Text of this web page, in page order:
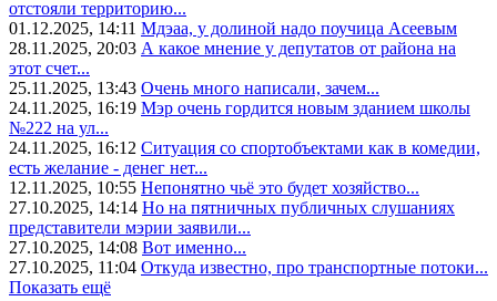
отстояли территорию...
01.12.2025, 14:11 Мдэаа, у долиной надо поучица Асеевым
28.11.2025, 20:03 А какое мнение у депутатов от района на
этот счет...
25.11.2025, 13:43 Очень много написали, зачем...
24.11.2025, 16:19 Мэр очень гордится новым зданием школы
№222 на ул...
24.11.2025, 16:12 Ситуация со спортобъектами как в комедии,
есть желание - денег нет...
12.11.2025, 10:55 Непонятно чьё это будет хозяйство...
27.10.2025, 14:14 Но на пятничных публичных слушаниях
представители мэрии заявили...
27.10.2025, 14:08 Вот именно...
27.10.2025, 11:04 Откуда известно, про транспортные потоки...
Показать ещё